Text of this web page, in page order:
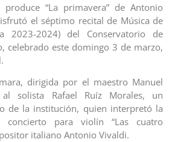
“La primavera” de Antonio
el séptimo recital de Música de
2023-2024) del Conservatorio de
celebrado este domingo 3 de marzo,
dirigida por el maestro Manuel
al solista Rafael Ruíz Morales, un
de la institución, quien interpretó la
para violín “Las cuatro
italiano Antonio Vivaldi.